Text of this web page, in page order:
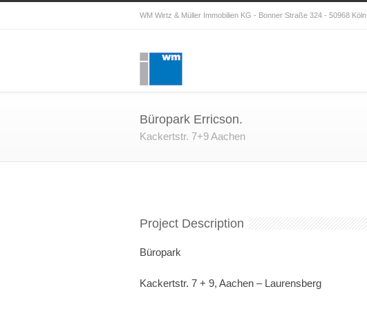
WM Wirtz & Müller Immobilien KG - Bonner Straße 324 - 50968 Köln
Büropark Erricson.
Kackertstr. 7+9 Aachen
Project Description
Büropark
Kackertstr. 7 + 9, Aachen – Laurensberg